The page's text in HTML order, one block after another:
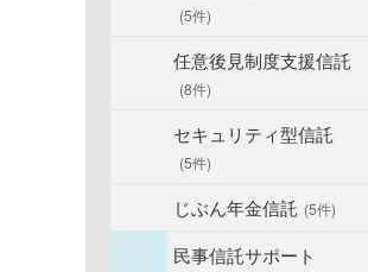
(5件)
任意後見制度支援信託
(8件)
セキュリティ型信託
(5件)
じぶん年金信託 (5件)
民事信託サポート